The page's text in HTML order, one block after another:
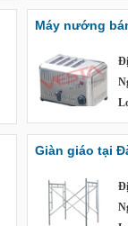
Máy nướng
Giàn giáo tại